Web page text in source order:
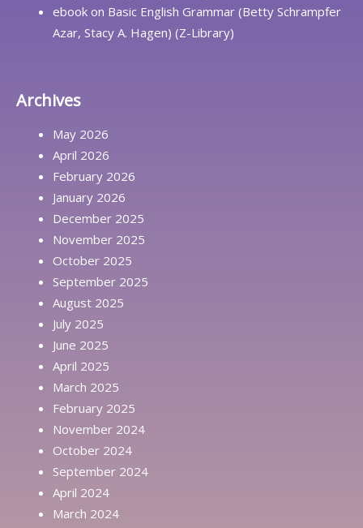
ebook on Basic English Grammar (Betty Schrampfer
Azar, Stacy A. Hagen) (Z-Library)
Archives
May 2026
April 2026
February 2026
January 2026
December 2025
November 2025
October 2025
September 2025
August 2025
July 2025
June 2025
April 2025
March 2025
February 2025
November 2024
October 2024
September 2024
April 2024
March 2024